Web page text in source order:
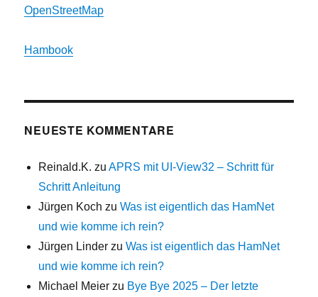
OpenStreetMap
Hambook
NEUESTE KOMMENTARE
Reinald.K. zuAPRS mit UI-View32 – Schritt für
Schritt Anleitung
Jürgen Koch zuWas ist eigentlich das HamNet
und wie komme ich rein?
Jürgen Linder zuWas ist eigentlich das HamNet
und wie komme ich rein?
Michael Meier zu Bye Bye 2025 – Der letzte